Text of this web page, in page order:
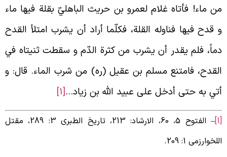
ماء! فأتاه غلام لعمرو بن حريث الباهليّ بقلة فيها ماء
قدح فيها فناوله القلة، فكلّما أراد أن يشرب امتلأ القدح
فلم يقدر أن يشرب من كثرة الدّم و سقطت ثنيتاه في
فامتنع مسلم بن عقيل (ره) من شرب الماء. قال: و
به حتى أدخل على عبيد الله بن زياد…[1]
– الفتوح 5، 60، الارشاد: 213، تاریخ الطبری 3: 289، مقتل
1: 209.